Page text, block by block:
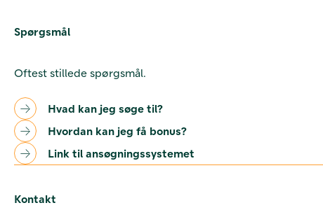
Spørgsmål
Oftest stillede spørgsmål.
Hvad kan jeg søge til?
Hvordan kan jeg få bonus?
Link til ansøgningssystemet
Kontakt